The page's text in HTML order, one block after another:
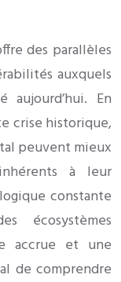
des parallèles
auxquels
En
crise historique,
peuvent mieux
à leur
constante
écosystèmes
accrue et une
de comprendre